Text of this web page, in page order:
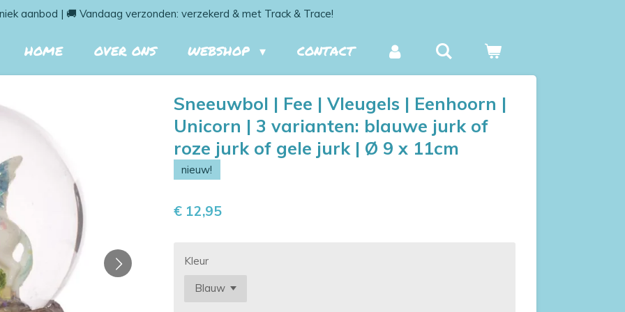
aanbod | 🚚 Vandaag verzonden: verzekerd & met Track & Trace!
HOME OVER ONS WEBSHOP CONTACT
Sneeuwbol | Fee | Vleugels | Eenhoorn |
Unicorn | 3 varianten: blauwe jurk of
roze jurk of gele jurk | Ø 9 x 11cm
nieuw!
€ 12,95
Kleur